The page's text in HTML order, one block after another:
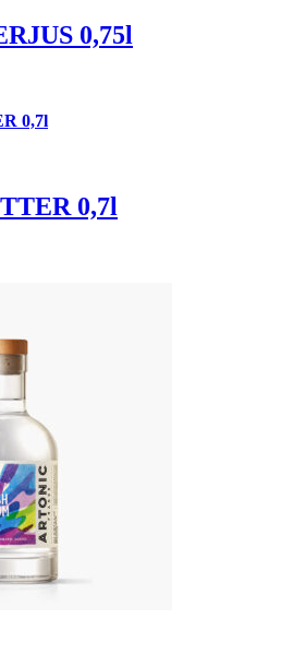
0,75l
0,7l